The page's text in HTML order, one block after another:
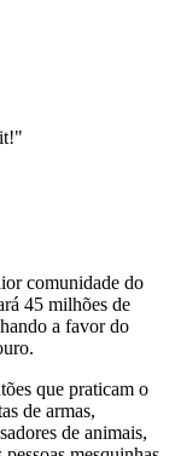
comunidade do
45 milhões de
a favor do
que praticam o
de armas,
de animais,